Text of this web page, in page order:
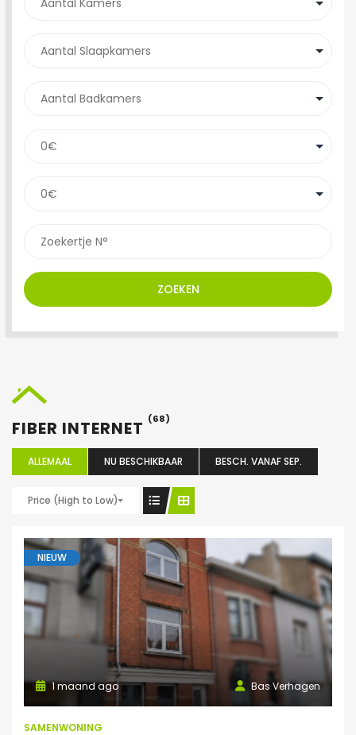
ZOEKEN
FIBER INTERNET (68)
ALLEMAAL NU BESCHIKBAAR BESCH. VANAF SEP.
Price (High to Low)
NIEUW
Bas Verhagen
1 maand ago
SAMENWONING